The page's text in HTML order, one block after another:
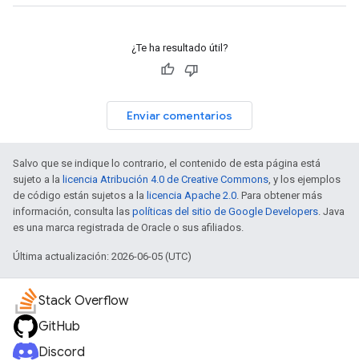
¿Te ha resultado útil?
Enviar comentarios
Salvo que se indique lo contrario, el contenido de esta página está
sujeto a la licencia Atribución 4.0 de Creative Commons, y los ejemplos
de código están sujetos a la licencia Apache 2.0. Para obtener más
información, consulta las políticas del sitio de Google Developers. Java
es una marca registrada de Oracle o sus afiliados.
Última actualización: 2026-06-05 (UTC)
Stack Overflow
GitHub
Discord